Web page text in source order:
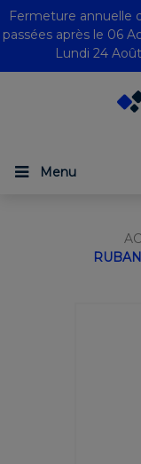
Fermeture annuelle
passées après le 06
Lundi 24
Menu